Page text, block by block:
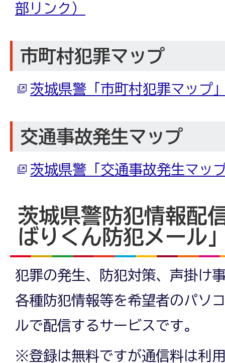
部リンク）
市町村犯罪マップ
茨城県警「市町村犯罪マップ
交通事故発生マップ
茨城県警「交通事故発生マッ
茨城県警防犯情報配
ばりくん防犯メール
犯罪の発生、防犯対策、声掛け
各種防犯情報等を希望者のパソ
ルで配信するサービスです。
※登録は無料ですが通信料は利